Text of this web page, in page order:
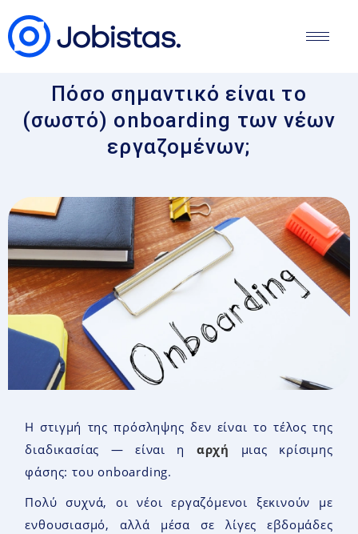
Πόσο σημαντικό είναι το
(σωστό) onboarding των νέων
εργαζομένων;
Η στιγμή της πρόσληψης δεν είναι το τέλος της
διαδικασίας — είναι η αρχή
μιας κρίσιμης
φάσης: του onboarding.
Πολύ συχνά, οι νέοι εργαζόμενοι ξεκινούν με
ενθουσιασμό, αλλά μέσα σε λίγες εβδομάδες